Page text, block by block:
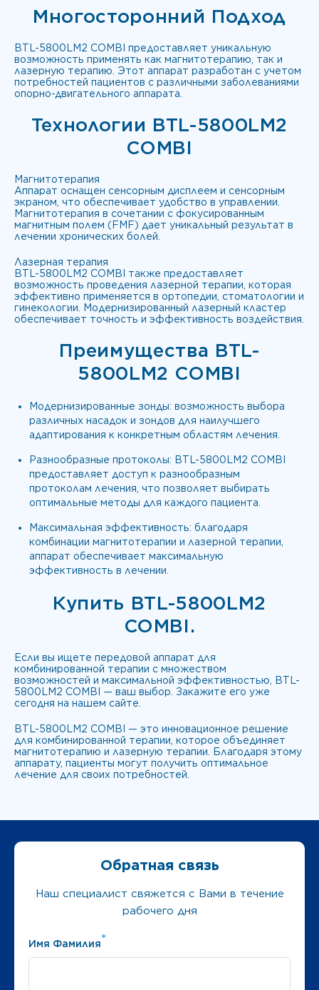
Многосторонний Подход
BTL-5800LM2 COMBI предоставляет уникальную
возможность применять как магнитотерапию, так и
лазерную терапию. Этот аппарат разработан с учетом
потребностей пациентов с различными заболеваниями
опорно-двигательного аппарата.
Технологии BTL-5800LM2
COMBI
Магнитотерапия
Аппарат оснащен сенсорным дисплеем и сенсорным
экраном, что обеспечивает удобство в управлении.
Магнитотерапия в сочетании с фокусированным
магнитным полем (FMF) дает уникальный результат в
лечении хронических болей.
Лазерная терапия
BTL-5800LM2 COMBI также предоставляет
возможность проведения лазерной терапии, которая
эффективно применяется в ортопедии, стоматологии и
гинекологии. Модернизированный лазерный кластер
обеспечивает точность и эффективность воздействия.
Преимущества BTL-
5800LM2 COMBI
Модернизированные зонды: возможность выбора
различных насадок и зондов для наилучшего
адаптирования к конкретным областям лечения.
Разнообразные протоколы: BTL-5800LM2 COMBI
предоставляет доступ к разнообразным
протоколам лечения, что позволяет выбирать
оптимальные методы для каждого пациента.
Максимальная эффективность: благодаря
комбинации магнитотерапии и лазерной терапии,
аппарат обеспечивает максимальную
эффективность в лечении.
Купить BTL-5800LM2
COMBI.
Если вы ищете передовой аппарат для
комбинированной терапии с множеством
возможностей и максимальной эффективностью, BTL-
5800LM2 COMBI — ваш выбор. Закажите его уже
сегодня на нашем сайте.
BTL-5800LM2 COMBI — это инновационное решение
для комбинированной терапии, которое объединяет
магнитотерапию и лазерную терапии. Благодаря этому
аппарату, пациенты могут получить оптимальное
лечение для своих потребностей.
Обратная связь
Наш специалист свяжется с Вами в течение
рабочего дня
Имя Фамилия*